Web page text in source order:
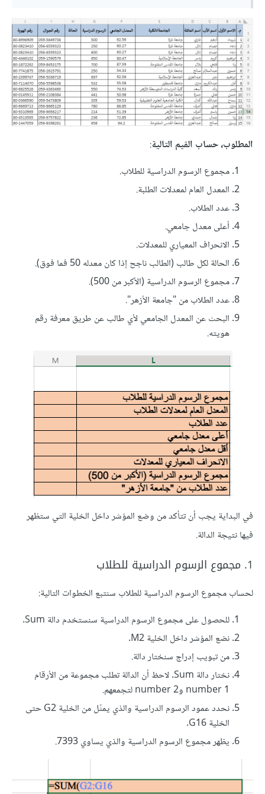
المطلوب، حساب القيم التالية:
مجموع الرسوم الدراسية للطلاب.
المعدل العام لمعدلات الطلبة.
عدد الطلاب.
أعلى معدل جامعي.
الانحراف المعياري للمعدلات.
الحالة لكل طالب (الطالب ناجح إذا كان معدله 50 فما فوق).
مجموع الرسوم الدراسية (الأكبر من 500).
عدد الطلاب من "جامعة الأزهر".
البحث عن المعدل الجامعي لأي طالب عن طريق معرفة رقم
هويته.
في البداية يجب أن تتأكد من وضع المؤشر داخل الخلية التي ستظهر
فيها نتيجة الدالة.
1. مجموع الرسوم الدراسية للطلاب
لحساب مجموع الرسوم الدراسية للطلاب سنتبع الخطوات التالية:
للحصول على مجموع الرسوم الدراسية سنستخدم دالة Sum.
نضع المؤشر داخل الخلية M2.
من تبويب إدراج سنختار دالة.
نختار دالة Sum. لاحظ أن الدالة تطلب مجموعة من الأرقام
number 1 وnumber 2 لتجمعهم.
نحدد عمود الرسوم الدراسية والذي يمثّل من الخلية G2 حتى
الخلية G16.
يظهر مجموع الرسوم الدراسية والذي يساوي 7393.